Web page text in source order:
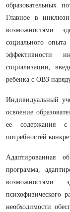
образовательных
Главное в
возможностями
социального опыта
эффективности
социализации,
ребенка с ОВЗ
Индивидуальный
освоение
ее содержания с
потребностей
Адаптированная
программа,
возможностями
психофизического
необходимости